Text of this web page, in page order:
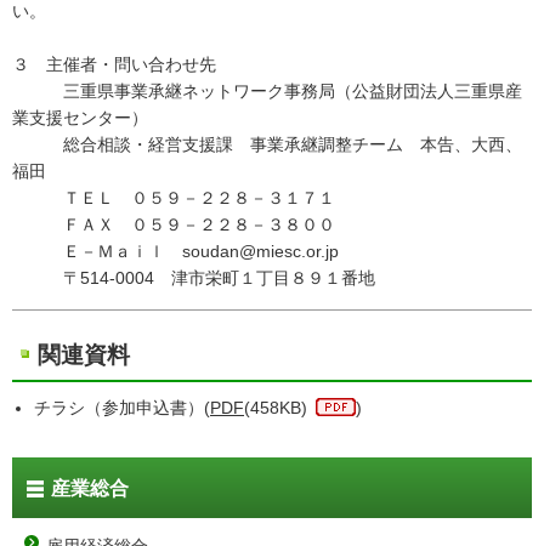
い。
３ 主催者・問い合わせ先
三重県事業承継ネットワーク事務局（公益財団法人三重県産
業支援センター）
総合相談・経営支援課 事業承継調整チーム 本告、大西、
福田
ＴＥＬ ０５９－２２８－３１７１
ＦＡＸ ０５９－２２８－３８００
Ｅ－Ｍａｉｌ soudan@miesc.or.jp
〒514-0004 津市栄町１丁目８９１番地
関連資料
チラシ（参加申込書）(PDF(458KB) )
産業総合